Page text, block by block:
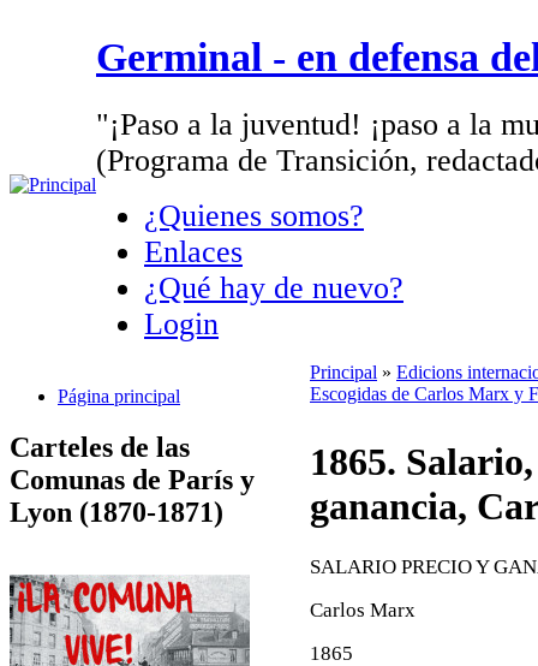
Germinal - en defensa
"¡Paso a la juventud! ¡paso a la
(Programa de Transición,
¿Quienes somos?
Enlaces
¿Qué hay de nuevo?
Login
Página principal
Carteles de las
Comunas de París y
Lyon (1870-1871)
Principal » Edicions
Escogidas de Carlos Marx y
1865.
ganancia,
SALARIO PRECIO Y
Carlos Marx
1865